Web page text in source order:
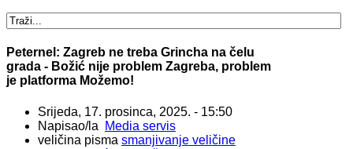
Peternel: Zagreb ne treba Grincha na čelu
grada - Božić nije problem Zagreba, problem
je platforma Možemo!
Srijeda, 17. prosinca, 2025. - 15:50
Napisao/la
Media servis
veličina pisma smanjivanje veličine